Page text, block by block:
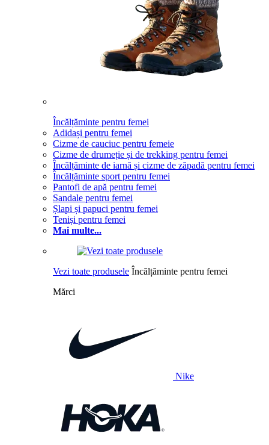
Încălțăminte pentru femei
Adidași pentru femei
Cizme de cauciuc pentru femeie
Cizme de drumeție și de trekking pentru femei
Încălțăminte de iarnă și cizme de zăpadă pentru femei
Încălțăminte sport pentru femei
Pantofi de apă pentru femei
Sandale pentru femei
Șlapi și papuci pentru femei
Teniși pentru femei
Mai multe...
Vezi toate produsele Încălțăminte pentru femei
Mărci
Nike